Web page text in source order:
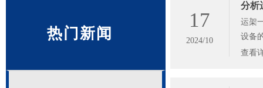
热门新闻
17
2024/10
分析
运架
设备
查看